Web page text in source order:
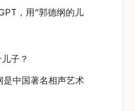
，用“郭德纲的儿
子？
中国著名相声艺术